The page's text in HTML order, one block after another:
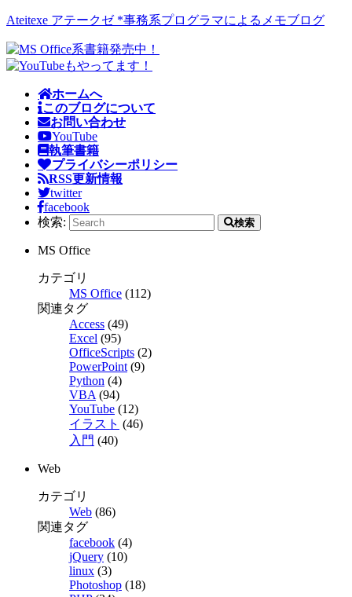
Ateitexe アテークゼ *事務系プログラマによるメモブログ
ホームへ
このブログについて
お問い合わせ
YouTube
執筆書籍
プライバシーポリシー
RSS更新情報
twitter
facebook
検索: 検索
MS Office
カテゴリ
MS Office (112)
関連タグ
Access (49)
Excel (95)
OfficeScripts (2)
PowerPoint (9)
Python (4)
VBA (94)
YouTube (12)
イラスト (46)
入門 (40)
Web
カテゴリ
Web (86)
関連タグ
facebook (4)
jQuery (10)
linux (3)
Photoshop (18)